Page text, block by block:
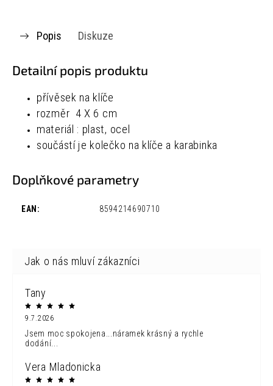
Popis Diskuze
Detailní popis produktu
přívěsek na klíče
rozměr 4 X 6 cm
materiál : plast, ocel
součástí je kolečko na klíče a karabinka
Doplňkové parametry
EAN : 8594214690710
Tany
9.7.2026
Jsem moc spokojena...náramek krásný a rychle
dodání...
Vera Mladonicka